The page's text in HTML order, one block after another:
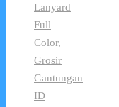
Lanyard
Full
Color,
Grosir
Gantungan
ID